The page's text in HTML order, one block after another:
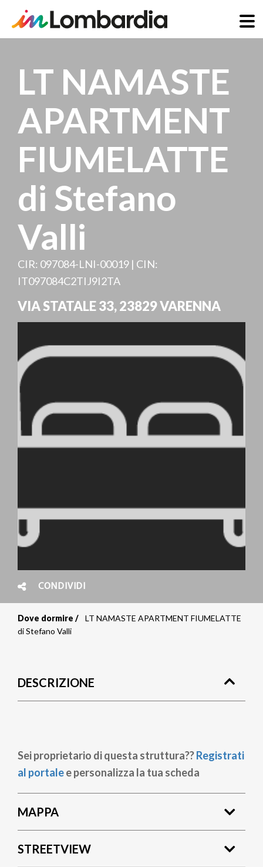
contenuto
principale
LT NAMASTE
APARTMENT
FIUMELATTE
di Stefano
Valli
CIR: 097084-LNI-00019 | CIN:
IT097084C2TIJ9I2TA
VIA STATALE 33,23829VARENNA
CONDIVIDI
Briciole
pane
Dove dormire
LT NAMASTE APARTMENT FIUMELATTE
di Stefano Valli
DESCRIZIONE
Sei proprietario di questa struttura??Registrati
al portalee personalizza la tua scheda
MAPPA
STREETVIEW